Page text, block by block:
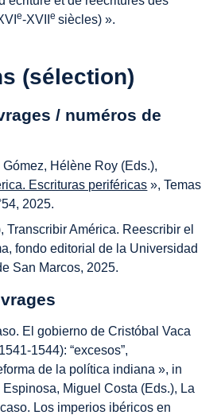
e-XVIIe siècles) ».
(sélection)
/ numéros de
Hélène Roy (Eds.),
Escrituras periféricas »,Temas
2025.
Transcribir América. Reescribir el
, fondo editorial de la Universidad
San Marcos, 2025.
El gobierno de Cristóbal Vaca
1544): “excesos”,
de la política indiana », in
Miguel Costa (Eds.), La
Los imperios ibéricos en